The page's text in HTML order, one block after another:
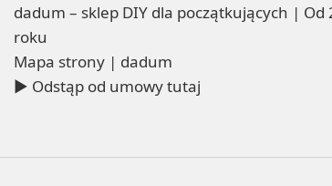
dadum – sklep DIY dla początkujących | Od
roku
Mapa strony | dadum
▶ Odstąp od umowy tutaj